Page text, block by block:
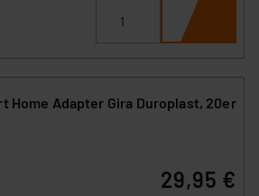
Home Adapter Gira Duroplast, 20er
29,95 €